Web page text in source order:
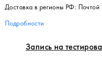
Запись на
Доставка в регионы РФ:
Подробности